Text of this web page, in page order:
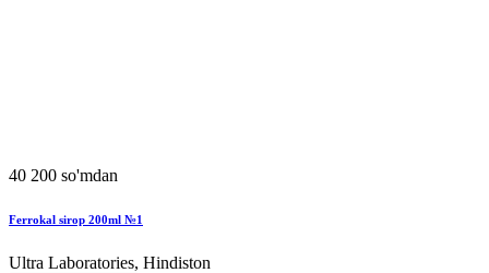
40 200 so'mdan
Ferrokal sirop 200ml №1
Ultra Laboratories, Hindiston